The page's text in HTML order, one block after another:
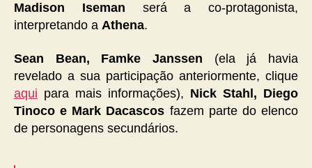
Madison Iseman será a co-protagonista,
interpretando a Athena.
Sean Bean, Famke Janssen (ela já havia
revelado a sua participação anteriormente, clique
aqui para mais informações), Nick Stahl, Diego
Tinoco e Mark Dacascos fazem parte do elenco
de personagens secundários.